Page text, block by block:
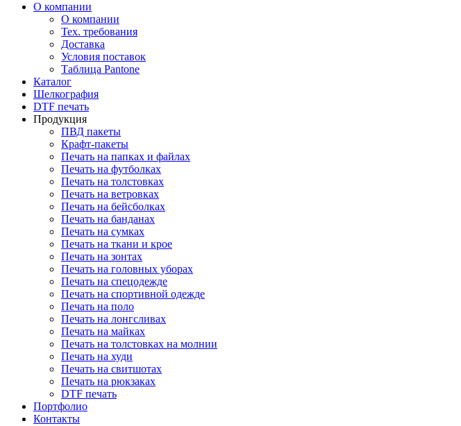
О компании
О компании
Тех. требования
Доставка
Условия поставок
Таблица Pantone
Каталог
Шелкография
DTF печать
Продукция
ПВД пакеты
Крафт-пакеты
Печать на папках и файлах
Печать на футболках
Печать на толстовках
Печать на ветровках
Печать на бейсболках
Печать на банданах
Печать на сумках
Печать на ткани и крое
Печать на зонтах
Печать на головных уборах
Печать на спецодежде
Печать на спортивной одежде
Печать на поло
Печать на лонгсливах
Печать на майках
Печать на толстовках на молнии
Печать на худи
Печать на свитшотах
Печать на рюкзаках
DTF печать
Портфолио
Контакты